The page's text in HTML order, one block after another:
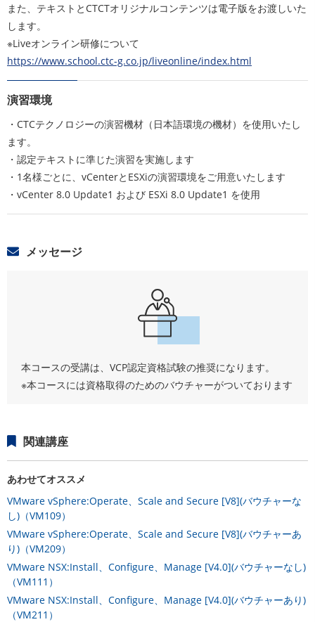
また、テキストとCTCTオリジナルコンテンツは電子版をお渡しいた
します。
※Liveオンライン研修について
https://www.school.ctc-g.co.jp/liveonline/index.html
演習環境
・CTCテクノロジーの演習機材（日本語環境の機材）を使用いたし
ます。
・認定テキストに準じた演習を実施します
・1名様ごとに、vCenterとESXiの演習環境をご用意いたします
・vCenter 8.0 Update1 および ESXi 8.0 Update1 を使用
メッセージ
本コースの受講は、VCP認定資格試験の推奨になります。
※本コースには資格取得のためのバウチャーがついております
関連講座
あわせてオススメ
VMware vSphere:Operate、Scale and Secure [V8](バウチャーな
し)（VM109）
VMware vSphere:Operate、Scale and Secure [V8](バウチャーあ
り)（VM209）
VMware NSX:Install、Configure、Manage [V4.0](バウチャーなし)
（VM111）
VMware NSX:Install、Configure、Manage [V4.0](バウチャーあり)
（VM211）